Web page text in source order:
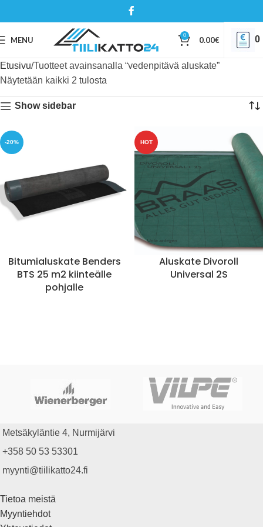
MENU 0 0.00€ 0
Etusivu Tuotteet avainsanalla “vedenpitävä aluskate”
Näytetään kaikki 2 tulosta
Show sidebar
-20%
Bitumialuskate Benders
BTS 25 m2 kiinteälle
pohjalle
HOT
Aluskate Divoroll
Universal 2S
Metsäkyläntie 4, Nurmijärvi
+358 50 53 53301
myynti@tiilikatto24.fi
Tietoa meistä
Myyntiehdot